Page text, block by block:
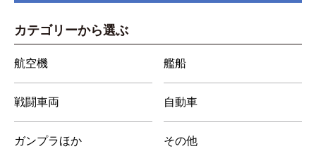
カテゴリーから選ぶ
航空機 艦船
戦闘車両 自動車
ガンプラほか その他